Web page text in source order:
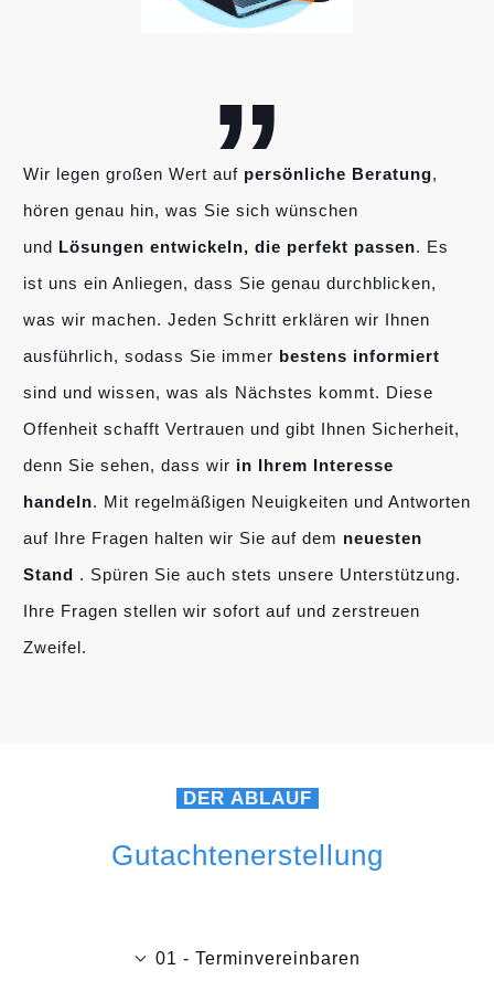
„
Wir legen großen Wert auf persönliche Beratung,
hören genau hin, was Sie sich wünschen
und Lösungen entwickeln, die perfekt passen. Es
ist uns ein Anliegen, dass Sie genau durchblicken,
was wir machen. Jeden Schritt erklären wir Ihnen
ausführlich, sodass Sie immer bestens informiert
sind und wissen, was als Nächstes kommt. Diese
Offenheit schafft Vertrauen und gibt Ihnen Sicherheit,
denn Sie sehen, dass wir in Ihrem Interesse
handeln. Mit regelmäßigen Neuigkeiten und Antworten
auf Ihre Fragen halten wir Sie auf dem neuesten
Stand . Spüren Sie auch stets unsere Unterstützung.
Ihre Fragen stellen wir sofort auf und zerstreuen
Zweifel.
DER ABLAUF
Gutachtenerstellung
01 - Terminvereinbaren